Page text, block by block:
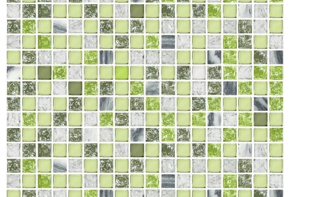
ПроизводительAZORI CERAMICA
КоллекцияAzori Ceramica ЭЛАРА
Тип плиткиДекор настенный
Размеры
Размеры20.1х40.5 см
Ширина20.1 см
Длина40.5 см
Свойства
Назначение
Ванная комната
Материал Керамика
ПоверхностьГлянцевая/Полированная
ЦветБелый,Весенне-зеленый
Имитация поверхностиРастительный принт